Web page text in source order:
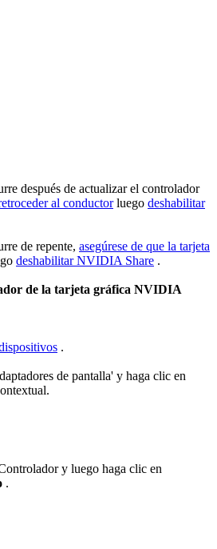
después de actualizar el controlador
al conductorluego deshabilitar
de repente, asegúrese de que la tarjeta
deshabilitar NVIDIA Share .
de la tarjeta gráfica NVIDIA
.
de pantalla' y haga clic en
y luego haga clic en
.